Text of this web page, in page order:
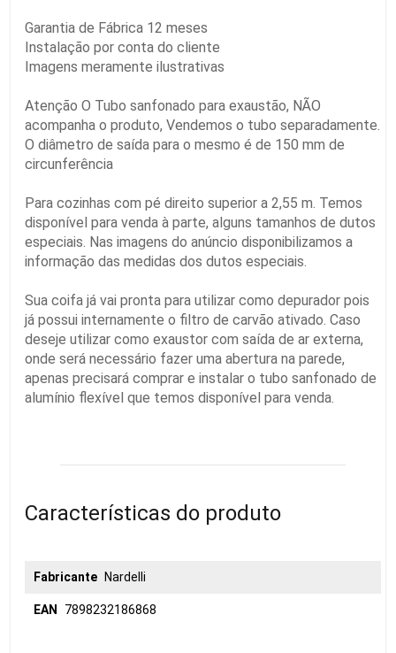
Garantia de Fábrica 12 meses
Instalação por conta do cliente
Imagens meramente ilustrativas
Atenção O Tubo sanfonado para exaustão, NÃO
acompanha o produto, Vendemos o tubo separadamente.
O diâmetro de saída para o mesmo é de 150 mm de
circunferência
Para cozinhas com pé direito superior a 2,55 m. Temos
disponível para venda à parte, alguns tamanhos de dutos
especiais. Nas imagens do anúncio disponibilizamos a
informação das medidas dos dutos especiais.
Sua coifa já vai pronta para utilizar como depurador pois
já possui internamente o filtro de carvão ativado. Caso
deseje utilizar como exaustor com saída de ar externa,
onde será necessário fazer uma abertura na parede,
apenas precisará comprar e instalar o tubo sanfonado de
alumínio flexível que temos disponível para venda.
Características do produto
Fabricante Nardelli
EAN 7898232186868